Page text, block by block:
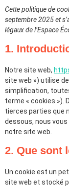
Cette politique de
septembre 2025 et
légaux de l’Espace
1.
Notre site web,
site web ») utilise
simplification,
terme « cookies »).
tierces parties que
dessous, nous
notre site web.
2. Que sont
Un cookie est un
site web et stocké